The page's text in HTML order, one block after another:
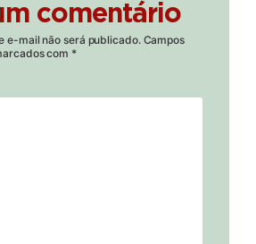
comentário
e-mail não será publicado. Campos
com *